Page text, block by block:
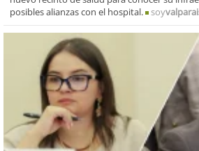
posibles alianzas con el hospital.
soy